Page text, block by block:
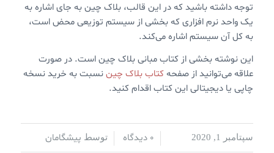
توجه داشته باشید که در این قالب، بلاک چین به جای اشاره به
یک واحد نرم افزاری که بخشی از سیستم توزیعی محض است،
به کل آن سیستم اشاره می‌کند.
این نوشته بخشی از کتاب مبانی بلاک چین است. در صورت
علاقه می‌توانید از صفحهکتاب بلاک چیننسبت به خرید نسخه
چاپی یا دیجیتالی این کتاب اقدام کنید.
سپتامبر 1, 2020 / 0 دیدگاه/ توسط پیشگامان